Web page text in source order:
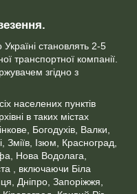
становлять 2-5
транспортної компанії.
згідно з
населених пунктів
в таких містах
Богодухів, Валки,
Зміїв, Ізюм, Красноград,
Нова Водолага,
, включаючи Біла
Дніпро, Запоріжжя,